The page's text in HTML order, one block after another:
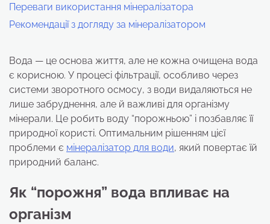
Переваги використання мінералізатора
Рекомендації з догляду за мінералізатором
Вода — це основа життя, але не кожна очищена вода
є корисною. У процесі фільтрації, особливо через
системи зворотного осмосу, з води видаляються не
лише забруднення, але й важливі для організму
мінерали. Це робить воду “порожньою” і позбавляє її
природної користі. Оптимальним рішенням цієї
проблеми є мінералізатор для води, який повертає їй
природний баланс.
Як “порожня” вода впливає на
організм